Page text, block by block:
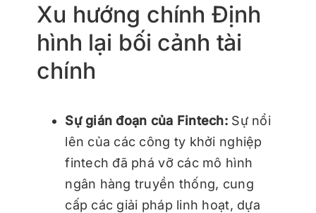
Xu hướng chính Định
hình lại bối cảnh tài
chính
Sự gián đoạn của Fintech: Sự nổi
lên của các công ty khởi nghiệp
fintech đã phá vỡ các mô hình
ngân hàng truyền thống, cung
cấp các giải pháp linh hoạt, dựa